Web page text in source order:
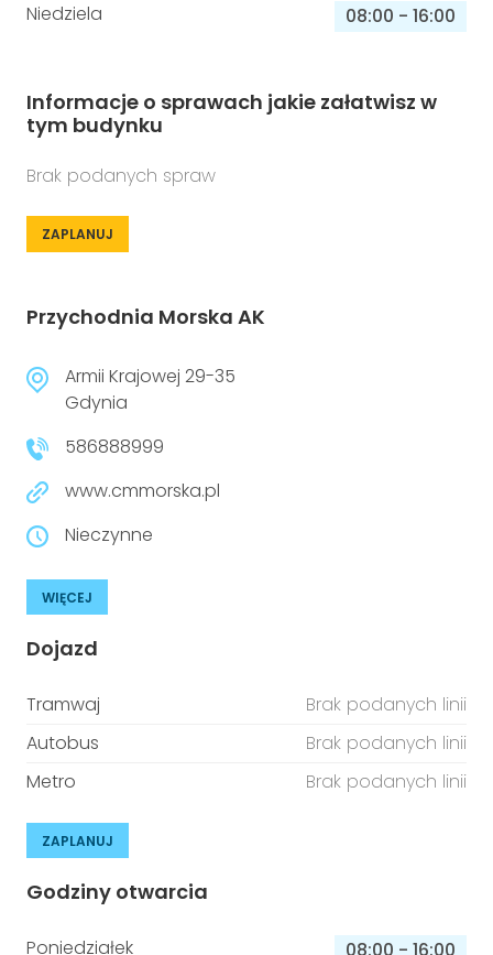
Niedziela
08:00 - 16:00
Informacje o sprawach jakie załatwisz w
tym budynku
Brak podanych spraw
ZAPLANUJ
Przychodnia Morska AK
Armii Krajowej 29-35
Gdynia
586888999
www.cmmorska.pl
Nieczynne
WIĘCEJ
Dojazd
Tramwaj
Brak podanych linii
Autobus
Brak podanych linii
Metro
Brak podanych linii
ZAPLANUJ
Godziny otwarcia
Poniedziałek